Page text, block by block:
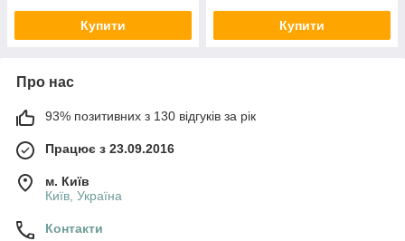
Купити Купити
Про нас
93% позитивних з 130 відгуків за рік
Працює з 23.09.2016
м. Київ
Київ, Україна
Контакти